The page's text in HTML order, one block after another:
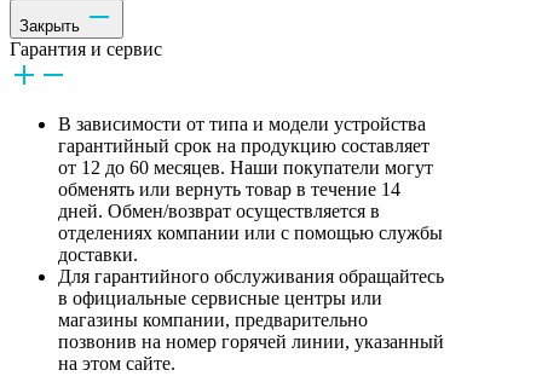
Закрыть
Гарантия и сервис
В зависимости от типа и модели устройства
гарантийный срок на продукцию составляет
от 12 до 60 месяцев. Наши покупатели могут
обменять или вернуть товар в течение 14
дней. Обмен/возврат осуществляется в
отделениях компании или с помощью службы
доставки.
Для гарантийного обслуживания обращайтесь
в официальные сервисные центры или
магазины компании, предварительно
позвонив на номер горячей линии, указанный
на этом сайте.